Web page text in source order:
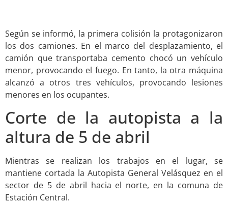
Según se informó, la primera colisión la protagonizaron
los dos camiones. En el marco del desplazamiento, el
camión que transportaba cemento chocó un vehículo
menor, provocando el fuego. En tanto, la otra máquina
alcanzó a otros tres vehículos, provocando lesiones
menores en los ocupantes.
Corte de la autopista a la
altura de 5 de abril
Mientras se realizan los trabajos en el lugar, se
mantiene cortada la Autopista General Velásquez en el
sector de 5 de abril hacia el norte, en la comuna de
Estación Central.